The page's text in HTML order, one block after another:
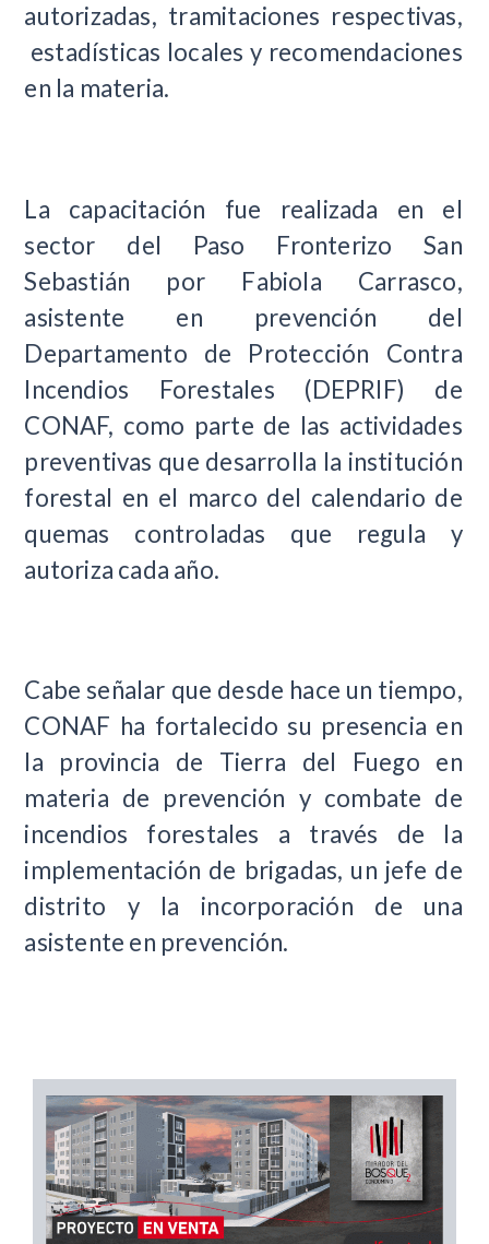
autorizadas, tramitaciones respectivas,
estadísticas locales y recomendaciones
en la materia.
La capacitación fue realizada en el
sector del Paso Fronterizo San
Sebastián por Fabiola Carrasco,
asistente en prevención del
Departamento de Protección Contra
Incendios Forestales (DEPRIF) de
CONAF, como parte de las actividades
preventivas que desarrolla la institución
forestal en el marco del calendario de
quemas controladas que regula y
autoriza cada año.
Cabe señalar que desde hace un tiempo,
CONAF ha fortalecido su presencia en
la provincia de Tierra del Fuego en
materia de prevención y combate de
incendios forestales a través de la
implementación de brigadas, un jefe de
distrito y la incorporación de una
asistente en prevención.